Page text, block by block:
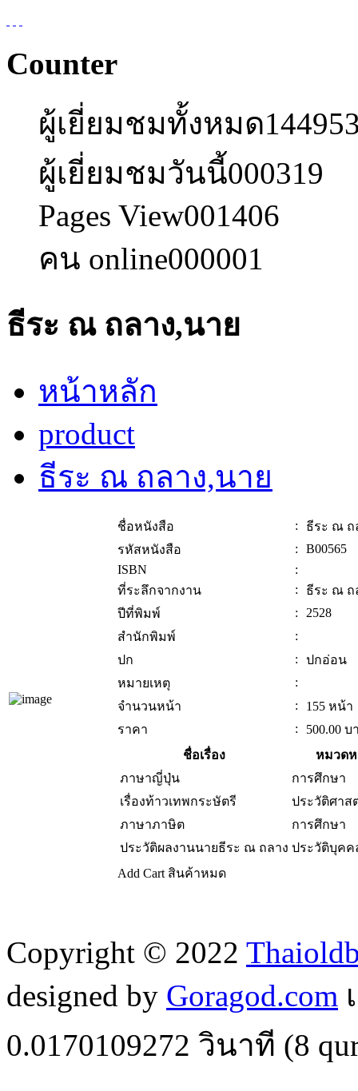
Counter
ผู้เยี่ยมชมทั้งหมด
ผู้เยี่ยมชมวันนี้000319
Pages View001406
คน online000001
ธีระ ณ ถลาง,นาย
หน้าหลัก
product
ธีระ ณ ถลาง,นาย
ชื่อหนังสือ :
ธีระ ณ ถ
รหัสหนังสือ
:
B00565
ISBN
:
ที่ระลึกจากงาน
:
ธีระ ณ ถ
ปีที่พิมพ์
:
2528
สำนักพิมพ์
:
ปก
:
ปกอ่อน
หมายเหตุ
:
จำนวนหน้า
:
155 หน้า
ราคา
: 500.00 บ
ชื่อเรื่อง
หมวด
ภาษาญี่ปุ่น
การศึกษา
เรื่องท้าวเทพกระษัตรี
ประวัติศาส
ภาษาภาษิต
การศึกษา
ประวัติผลงานนายธีระ ณ ถลาง ประวัติบุคค
Add Cart สินค้าหมด
Copyright © 2022
designed by Goragod.com
0.0170109272 วินาที (8